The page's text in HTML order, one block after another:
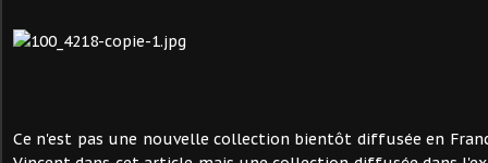
Ce n'est pas une nouvelle collection bientôt diffusée en